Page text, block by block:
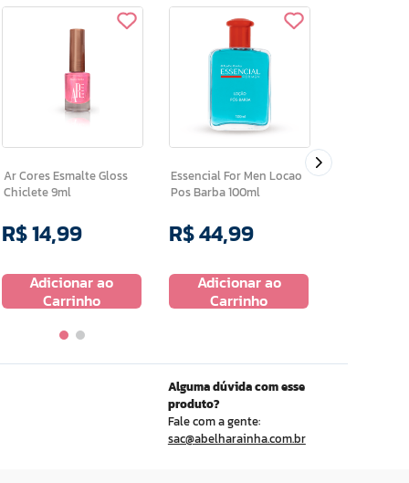
Ar Cores Esmalte Gloss
Chiclete 9ml
R$14,99
Adicionar ao
Carrinho
Essencial For Men Locao
Pos Barba 100ml
R$44,99
Adicionar ao
Carrinho
Alguma dúvida com esse
produto?
Fale com a gente:
sac@abelharainha.com.br